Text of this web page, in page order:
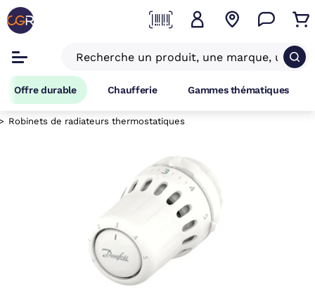
Offre durable Chaufferie Gammes thématiques
Robinets de radiateurs thermostatiques